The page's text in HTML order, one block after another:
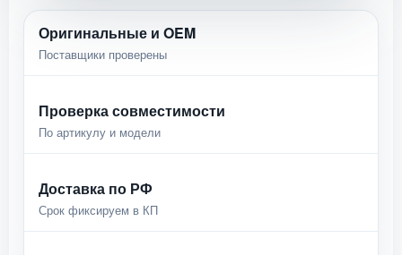
Оригинальные и OEM
Поставщики проверены
Проверка совместимости
По артикулу и модели
Доставка по РФ
Срок фиксируем в КП